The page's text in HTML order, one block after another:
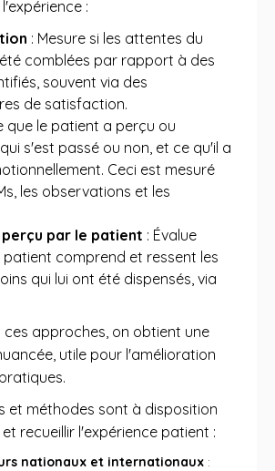
:
: Mesure si les attentes du
comblées par rapport à des
souvent via des
de satisfaction.
que le patient a perçu ou
s'est passé ou non, et ce qu'il a
Ceci est mesuré
les observations et les
par le patient : Évalue
comprend et ressent les
qui lui ont été dispensés, via
ces approches, on obtient une
utile pour l'amélioration
et méthodes sont à disposition
recueillir l'expérience patient :
nationaux et internationaux :